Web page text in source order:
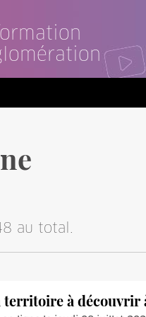
au total.
territoire à découvrir